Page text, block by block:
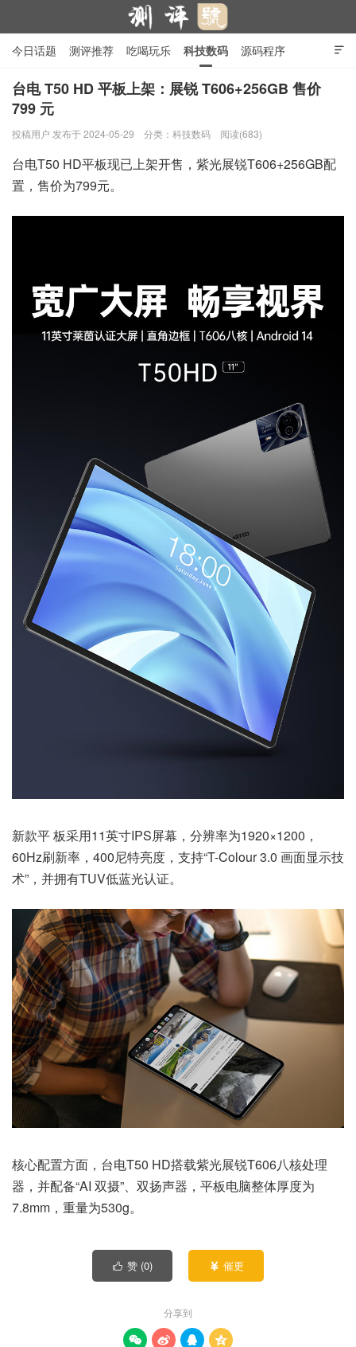
测评号

今日话题 测评推荐 吃喝玩乐 科技数码 源码程序
行业产品 在线投稿 隐私政策
台电 T50 HD 平板上架：展锐 T606+256GB 售价
799 元
投稿用户 发布于 2024-05-29 分类： 科技数码 阅读(683)
台电T50 HD平板现已上架开售，紫光展锐T606+256GB配
置，售价为799元。
新款平板采用11英寸IPS屏幕，分辨率为1920×1200，
60Hz刷新率，400尼特亮度，支持“T-Colour 3.0 画面显示技
术”，并拥有TUV低蓝光认证。
核心配置方面，台电T50 HD搭载紫光展锐T606八核处理
器，并配备“AI 双摄”、双扬声器，平板电脑整体厚度为
7.8mm，重量为530g。
 赞 (0)  催更
分享到
   